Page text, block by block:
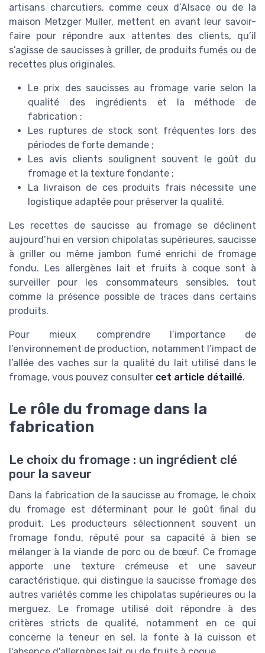
artisans charcutiers, comme ceux d’Alsace ou de la
maison Metzger Muller, mettent en avant leur savoir-
faire pour répondre aux attentes des clients, qu’il
s’agisse de saucisses à griller, de produits fumés ou de
recettes plus originales.
Le prix des saucisses au fromage varie selon la
qualité des ingrédients et la méthode de
fabrication ;
Les ruptures de stock sont fréquentes lors des
périodes de forte demande ;
Les avis clients soulignent souvent le goût du
fromage et la texture fondante ;
La livraison de ces produits frais nécessite une
logistique adaptée pour préserver la qualité.
Les recettes de saucisse au fromage se déclinent
aujourd’hui en version chipolatas supérieures, saucisse
à griller ou même jambon fumé enrichi de fromage
fondu. Les allergènes lait et fruits à coque sont à
surveiller pour les consommateurs sensibles, tout
comme la présence possible de traces dans certains
produits.
Pour mieux comprendre l’importance de
l’environnement de production, notamment l’impact de
l’allée des vaches sur la qualité du lait utilisé dans le
fromage, vous pouvez consulter cet article détaillé.
Le rôle du fromage dans la
fabrication
Le choix du fromage : un ingrédient clé
pour la saveur
Dans la fabrication de la saucisse au fromage, le choix
du fromage est déterminant pour le goût final du
produit. Les producteurs sélectionnent souvent un
fromage fondu, réputé pour sa capacité à bien se
mélanger à la viande de porc ou de bœuf. Ce fromage
apporte une texture crémeuse et une saveur
caractéristique, qui distingue la saucisse fromage des
autres variétés comme les chipolatas supérieures ou la
merguez. Le fromage utilisé doit répondre à des
critères stricts de qualité, notamment en ce qui
concerne la teneur en sel, la fonte à la cuisson et